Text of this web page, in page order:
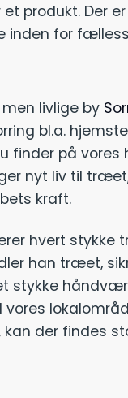
produkt. Der
inden for
livlige by
bl.a.
på vores
nyt liv til
kraft.
hvert
han træet,
stykke
kan der findes